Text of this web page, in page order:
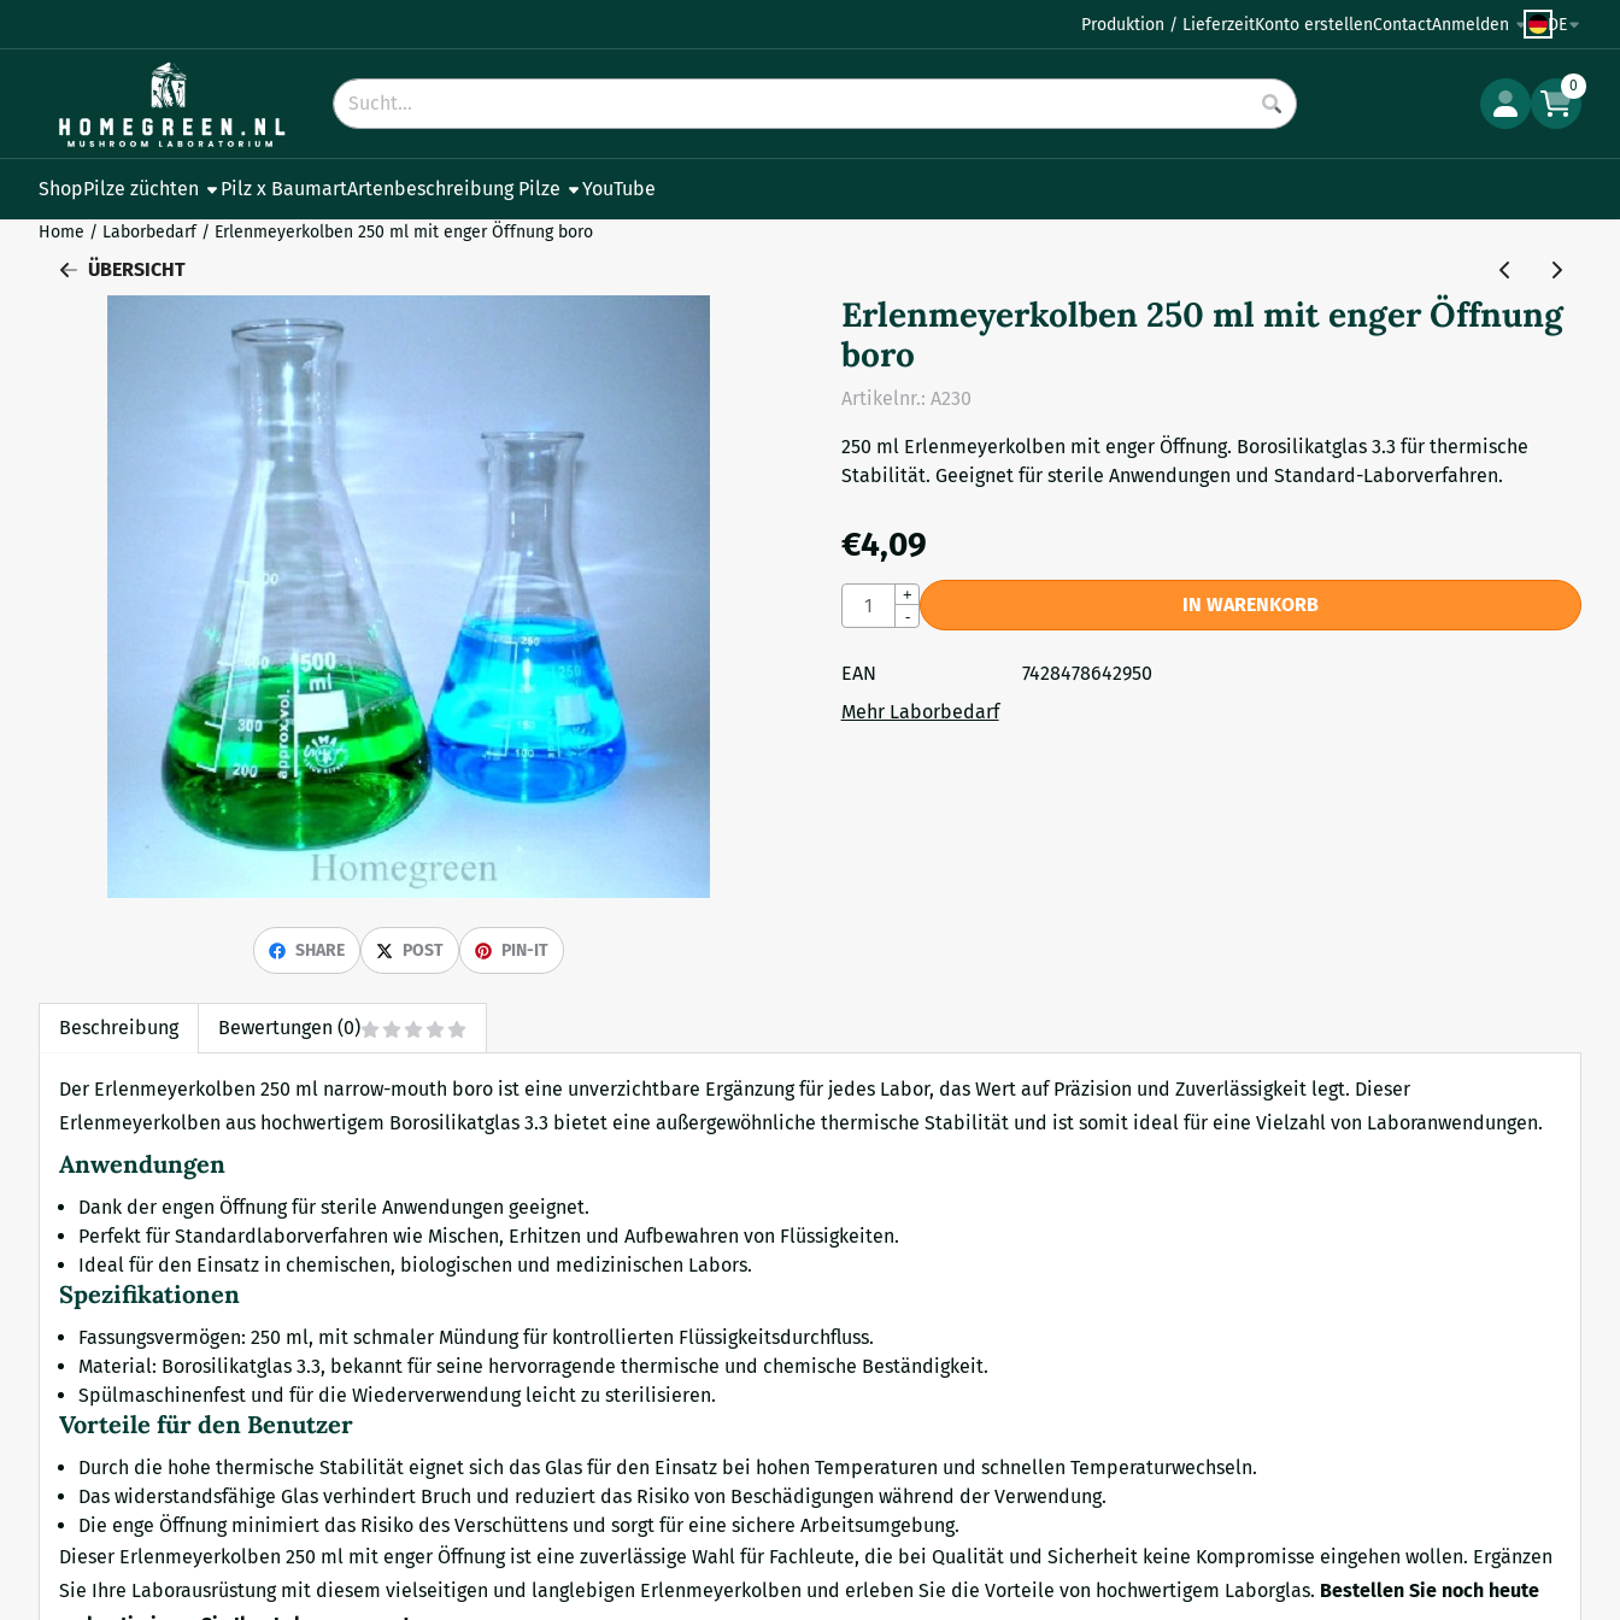
Produktion / LieferzeitKonto erstellenContactAnmelden DE
Suche 0
ShopPilze züchten Pilz x BaumartArtenbeschreibung Pilze YouTube
Home / Laborbedarf / Erlenmeyerkolben 250 ml mit enger Öffnung boro
ÜBERSICHT
SHARE POST PIN-IT
Erlenmeyerkolben 250 ml mit enger Öffnung
boro
Artikelnr.: A230
250 ml Erlenmeyerkolben mit enger Öffnung. Borosilikatglas 3.3 für thermische
Stabilität. Geeignet für sterile Anwendungen und Standard-Laborverfahren.
€4,09
Anzahl
+
-
IN WARENKORB
EAN
7428478642950
Mehr Laborbedarf
Beschreibung Bewertungen (0)
Der Erlenmeyerkolben 250 ml narrow-mouth boro ist eine unverzichtbare Ergänzung für jedes Labor, das Wert auf Präzision und Zuverlässigkeit legt. Dieser
Erlenmeyerkolben aus hochwertigem Borosilikatglas 3.3 bietet eine außergewöhnliche thermische Stabilität und ist somit ideal für eine Vielzahl von Laboranwendungen.
Anwendungen
Dank der engen Öffnung für sterile Anwendungen geeignet.
Perfekt für Standardlaborverfahren wie Mischen, Erhitzen und Aufbewahren von Flüssigkeiten.
Ideal für den Einsatz in chemischen, biologischen und medizinischen Labors.
Spezifikationen
Fassungsvermögen: 250 ml, mit schmaler Mündung für kontrollierten Flüssigkeitsdurchfluss.
Material: Borosilikatglas 3.3, bekannt für seine hervorragende thermische und chemische Beständigkeit.
Spülmaschinenfest und für die Wiederverwendung leicht zu sterilisieren.
Vorteile für den Benutzer
Durch die hohe thermische Stabilität eignet sich das Glas für den Einsatz bei hohen Temperaturen und schnellen Temperaturwechseln.
Das widerstandsfähige Glas verhindert Bruch und reduziert das Risiko von Beschädigungen während der Verwendung.
Die enge Öffnung minimiert das Risiko des Verschüttens und sorgt für eine sichere Arbeitsumgebung.
Dieser Erlenmeyerkolben 250 ml mit enger Öffnung ist eine zuverlässige Wahl für Fachleute, die bei Qualität und Sicherheit keine Kompromisse eingehen wollen. Ergänzen
Sie Ihre Laborausrüstung mit diesem vielseitigen und langlebigen Erlenmeyerkolben und erleben Sie die Vorteile von hochwertigem Laborglas. Bestellen Sie noch heute